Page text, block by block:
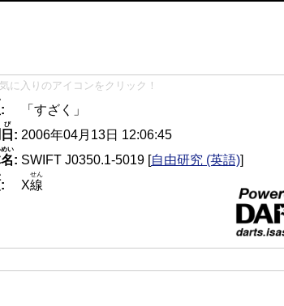
に入りのアイコンをクリック！
:
「すざく」
日
び
: 2006年04月13日 12:06:45
い
: SWIFT J0350.1-5019 [自由研究 (英語)]
: X線
せん